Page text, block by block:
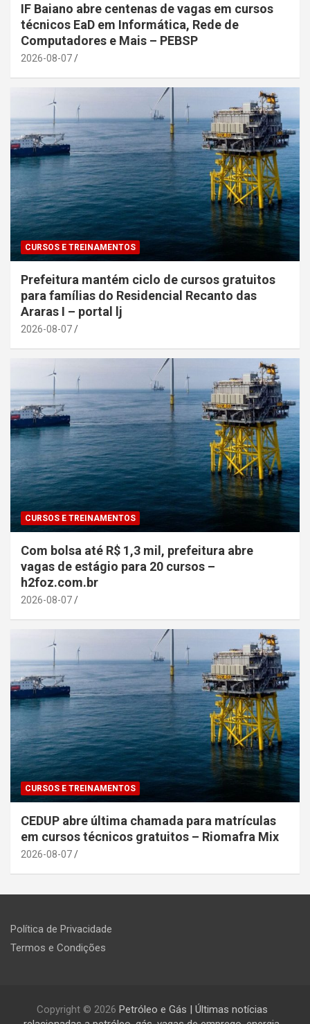
IF Baiano abre centenas de vagas em cursos
técnicos EaD em Informática, Rede de
Computadores e Mais – PEBSP
2026-08-07
CURSOS E TREINAMENTOS
Prefeitura mantém ciclo de cursos gratuitos
para famílias do Residencial Recanto das
Araras I – portal lj
2026-08-07
CURSOS E TREINAMENTOS
Com bolsa até R$ 1,3 mil, prefeitura abre
vagas de estágio para 20 cursos –
h2foz.com.br
2026-08-07
CURSOS E TREINAMENTOS
CEDUP abre última chamada para matrículas
em cursos técnicos gratuitos – Riomafra Mix
2026-08-07
Política de Privacidade
Termos e Condições
Copyright © 2026 Petróleo e Gás | Últimas notícias